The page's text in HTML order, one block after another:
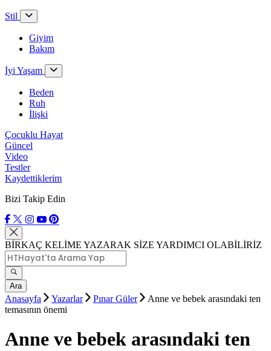
Stil
Giyim
Bakım
İyi Yaşam
Beden
Ruh
İlişki
Çocuklu Hayat
Güncel
Video
Testler
Kaydettiklerim
Bizi Takip Edin
BİRKAÇ KELİME YAZARAK SİZE YARDIMCI OLABİLİRİZ
Ara
Anasayfa Yazarlar Pınar Güler
Anne ve bebek arasındaki ten
temasının önemi
Anne ve bebek arasındaki ten